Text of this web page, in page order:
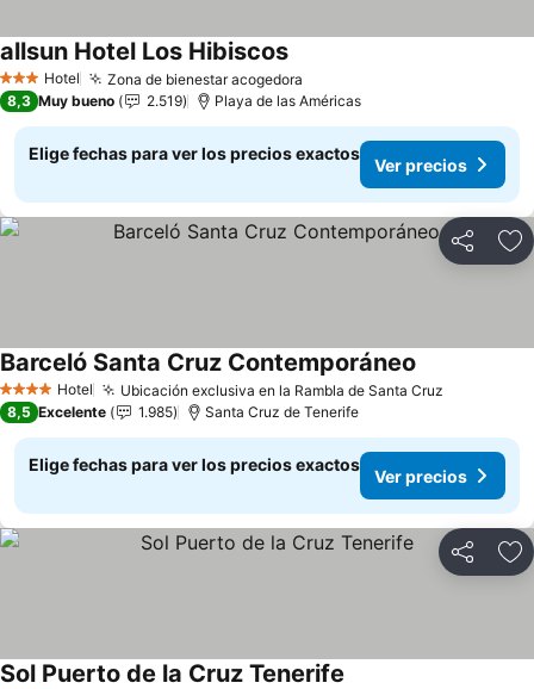
3 Estrellas
Hotel Zona de bienestar acogedora
allsun Hotel Los HibiscosVer precios
8,3 Muy bueno 2.519 Playa de las Américas
Elige fechas para ver los precios exactos
Ver precios
Compartir
4 EstrellasHotel Ubicación exclusiva en la Rambla de Santa Cruz
Barceló Santa Cruz Contemporáneo
8,5 Excelente 1.985 Santa Cruz de Tenerife
Elige fechas para ver los precios exactos
Ver precios
Compartir
Sol Puerto de la Cruz Tenerife